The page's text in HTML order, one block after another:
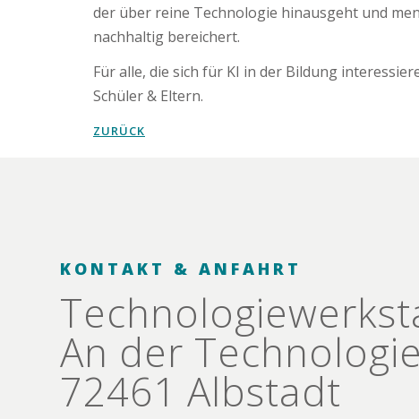
der über reine Technologie hinausgeht und
nachhaltig bereichert.
Für alle, die sich für KI in der Bildung
Schüler & Eltern.
ZURÜCK
KONTAKT & ANFAHRT
An der
72461 Albstadt